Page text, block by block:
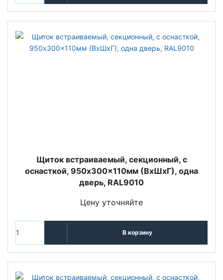
Щиток встраиваемый, секционный, с
оснасткой, 950x300x110мм (ВхШхГ), одна
дверь, RAL9010
Цену уточняйте
В корзину